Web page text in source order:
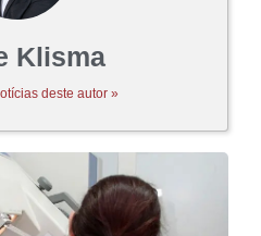
Klisma
deste autor »